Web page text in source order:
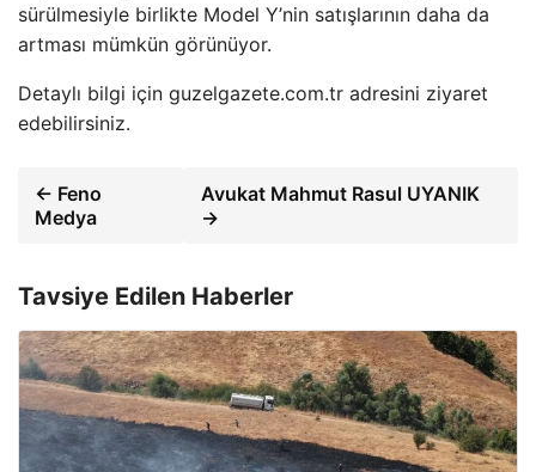
sürülmesiyle birlikte Model Y’nin satışlarının daha da
artması mümkün görünüyor.
Detaylı bilgi için guzelgazete.com.tr adresini ziyaret
edebilirsiniz.
← Feno
Medya
Avukat Mahmut Rasul UYANIK
→
Tavsiye Edilen Haberler